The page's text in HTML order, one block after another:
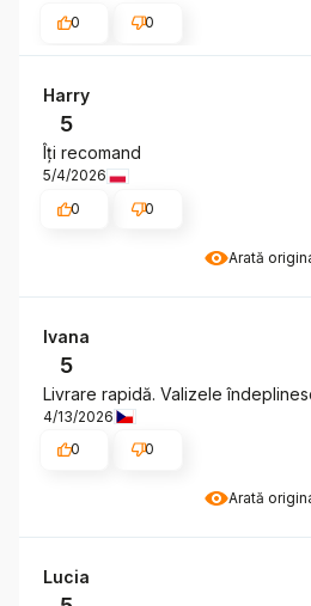
0
0
Arată
Harry
5
Îți recomand
5/4/2026
0
0
Arată
Ivana
5
Livrare rapidă. Valizele
4/13/2026
0
0
Lucia